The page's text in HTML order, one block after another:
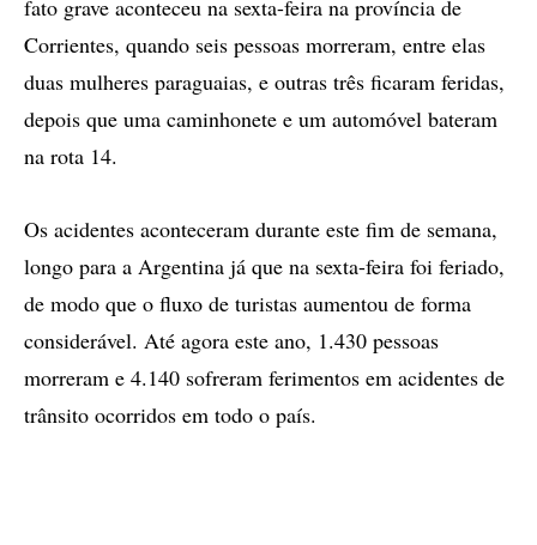
fato grave aconteceu na sexta-feira na província de
Corrientes, quando seis pessoas morreram, entre elas
duas mulheres paraguaias, e outras três ficaram feridas,
depois que uma caminhonete e um automóvel bateram
na rota 14.
Os acidentes aconteceram durante este fim de semana,
longo para a Argentina já que na sexta-feira foi feriado,
de modo que o fluxo de turistas aumentou de forma
considerável. Até agora este ano, 1.430 pessoas
morreram e 4.140 sofreram ferimentos em acidentes de
trânsito ocorridos em todo o país.